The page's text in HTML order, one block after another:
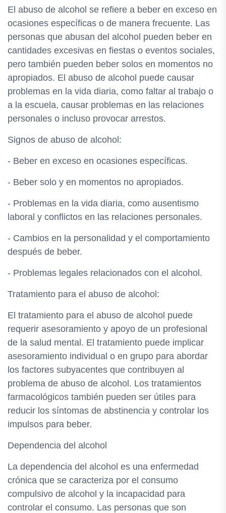
El abuso de alcohol se refiere a beber en exceso en
ocasiones específicas o de manera frecuente. Las
personas que abusan del alcohol pueden beber en
cantidades excesivas en fiestas o eventos sociales,
pero también pueden beber solos en momentos no
apropiados. El abuso de alcohol puede causar
problemas en la vida diaria, como faltar al trabajo o
a la escuela, causar problemas en las relaciones
personales o incluso provocar arrestos.
Signos de abuso de alcohol:
- Beber en exceso en ocasiones específicas.
- Beber solo y en momentos no apropiados.
- Problemas en la vida diaria, como ausentismo
laboral y conflictos en las relaciones personales.
- Cambios en la personalidad y el comportamiento
después de beber.
- Problemas legales relacionados con el alcohol.
Tratamiento para el abuso de alcohol:
El tratamiento para el abuso de alcohol puede
requerir asesoramiento y apoyo de un profesional
de la salud mental. El tratamiento puede implicar
asesoramiento individual o en grupo para abordar
los factores subyacentes que contribuyen al
problema de abuso de alcohol. Los tratamientos
farmacológicos también pueden ser útiles para
reducir los síntomas de abstinencia y controlar los
impulsos para beber.
Dependencia del alcohol
La dependencia del alcohol es una enfermedad
crónica que se caracteriza por el consumo
compulsivo de alcohol y la incapacidad para
controlar el consumo. Las personas que son